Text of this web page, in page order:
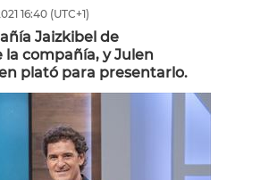
16:40 (UTC+1)
Jaizkibel de
compañía, y Julen
plató para presentarlo.